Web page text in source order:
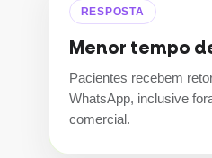
RESPOSTA
Menor tempo
Pacientes recebem
WhatsApp, inclusive
comercial.